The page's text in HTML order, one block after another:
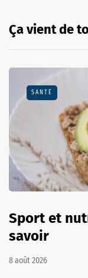
Ça vient de
SANTÉ
Sport et
savoir
8 août 2026